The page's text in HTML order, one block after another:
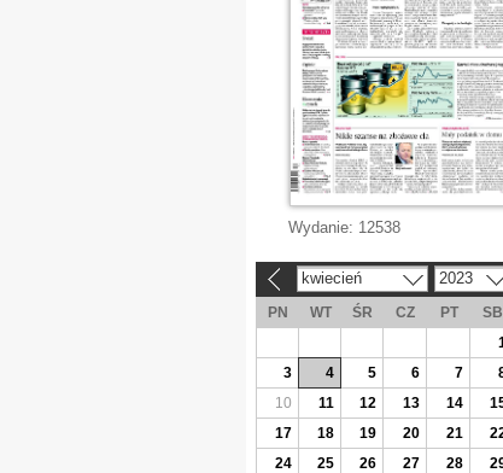
Wydanie: 12538
kwiecień 2023
PN WT ŚR CZ PT SB
3
4 5 6 7
10
11 12 13 14
17
18 19 20 21
24
25 26 27 28